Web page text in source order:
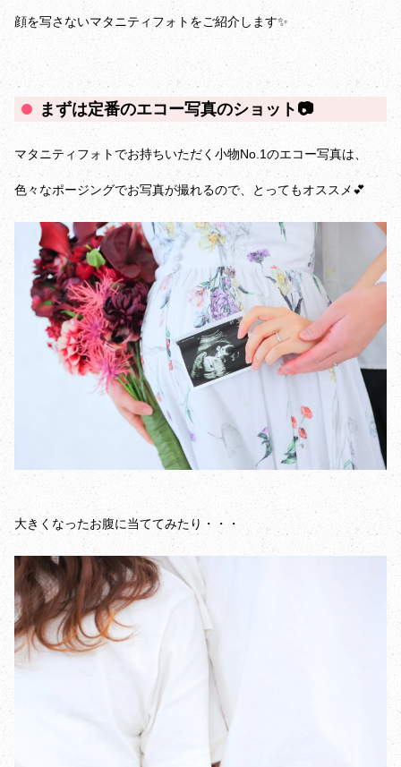
顔を写さないマタニティフォトをご紹介します✨
まずは定番のエコー写真のショット📷
マタニティフォトでお持ちいただく小物No.1のエコー写真は、
色々なポージングでお写真が撮れるので、とってもオススメ💕
大きくなったお腹に当ててみたり・・・